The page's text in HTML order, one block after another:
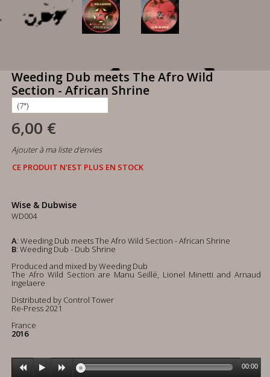
Weeding Dub meets The Afro Wild
Section - African Shrine
6,00 €
Ajouter à ma liste d'envies
CE PRODUIT N'EST PLUS EN STOCK
Wise & Dubwise
WD004
A: Weeding Dub meets The Afro Wild Section - African Shrine
B: Weeding Dub - Dub Shrine
Produced and mixed by Weeding Dub
The Afro Wild Section are Manu Seillé, Lionel Minetti and Arnaud
Ingelaere
Distributed by Control Tower
Re-Press 2021
France
2016
00:00